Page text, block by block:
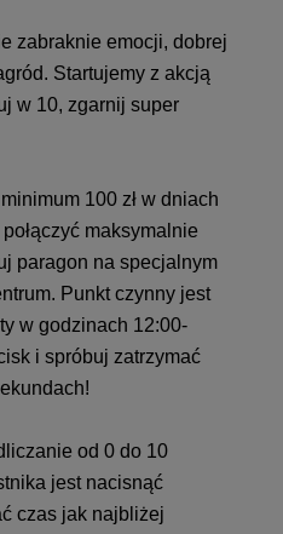
zabraknie emocji, dobrej
Startujemy z akcją
w 10, zgarnij super
100 zł w dniach
maksymalnie
paragon na specjalnym
Punkt czynny jest
w godzinach 12:00-
i spróbuj zatrzymać
od 0 do 10
jest nacisnąć
czas jak najbliżej